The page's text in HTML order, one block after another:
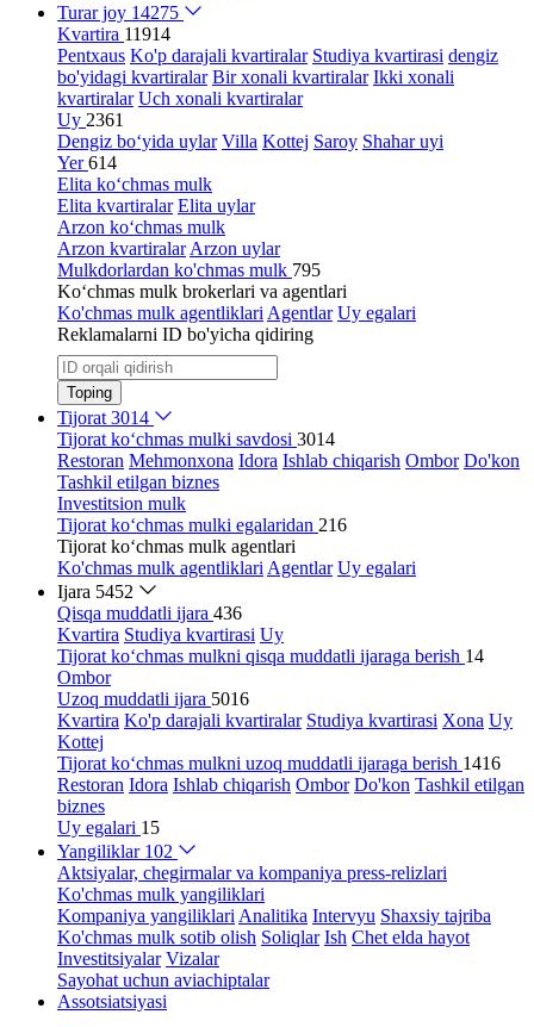
Turar joy 14275
Kvartira 11914
Pentxaus Ko'p darajali kvartiralar Studiya kvartirasi dengiz
bo'yidagi kvartiralar Bir xonali kvartiralar Ikki xonali
kvartiralar Uch xonali kvartiralar
Uy 2361
Dengiz bo‘yida uylar Villa Kottej Saroy Shahar uyi
Yer614
Elita ko‘chmas mulk
Elita kvartiralar Elita uylar
Arzon ko‘chmas mulk
Arzon kvartiralar Arzon uylar
Mulkdorlardan ko'chmas mulk 795
Ko‘chmas mulk brokerlari va agentlari
Ko'chmas mulk agentliklari Agentlar Uy egalari
Reklamalarni ID bo'yicha qidiring
Toping
Tijorat 3014
Tijorat ko‘chmas mulki savdosi 3014
Restoran Mehmonxona Idora Ishlab chiqarish Ombor Do'kon
Tashkil etilgan biznes
Investitsion mulk
Tijorat ko‘chmas mulki egalaridan 216
Tijorat ko‘chmas mulk agentlari
Ko'chmas mulk agentliklari Agentlar Uy egalari
Ijara 5452
Qisqa muddatli ijara 436
Kvartira Studiya kvartirasi Uy
Tijorat ko‘chmas mulkni qisqa muddatli ijaraga berish 14
Ombor
Uzoq muddatli ijara 5016
Kvartira Ko'p darajali kvartiralar Studiya kvartirasi Xona Uy
Kottej
Tijorat ko‘chmas mulkni uzoq muddatli ijaraga berish 1416
Restoran Idora Ishlab chiqarish Ombor Do'kon Tashkil etilgan
biznes
Uy egalari 15
Yangiliklar 102
Aktsiyalar, chegirmalar va kompaniya press-relizlari
Ko'chmas mulk yangiliklari
Kompaniya yangiliklari Analitika Intervyu Shaxsiy tajriba
Ko'chmas mulk sotib olish Soliqlar Ish Chet elda hayot
Investitsiyalar Vizalar
Sayohat uchun aviachiptalar
Assotsiatsiyasi